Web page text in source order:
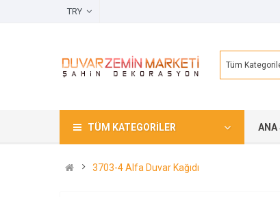
Tüm
TÜM KATEGORILER ANA
3703-4 Alfa Duvar Kağıdı